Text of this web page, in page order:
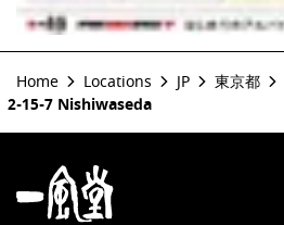
Home Locations JP 東京都
2-15-7 Nishiwaseda